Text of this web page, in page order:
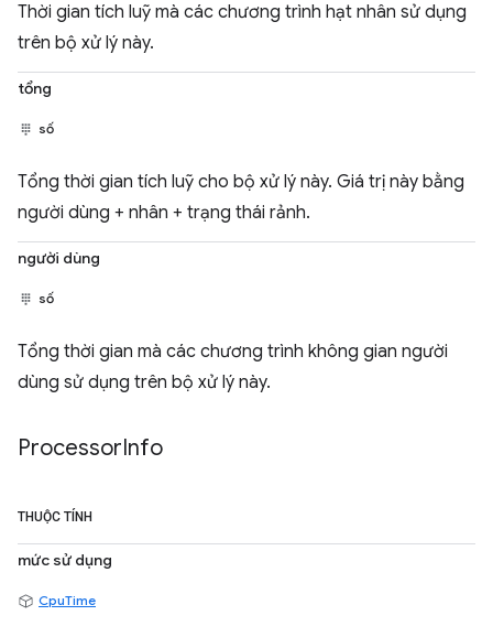
Thời gian tích luỹ mà các chương trình hạt nhân sử dụng
trên bộ xử lý này.
tổng
số
Tổng thời gian tích luỹ cho bộ xử lý này. Giá trị này bằng
người dùng + nhân + trạng thái rảnh.
người dùng
số
Tổng thời gian mà các chương trình không gian người
dùng sử dụng trên bộ xử lý này.
ProcessorInfo
THUỘC TÍNH
mức sử dụng
CpuTime